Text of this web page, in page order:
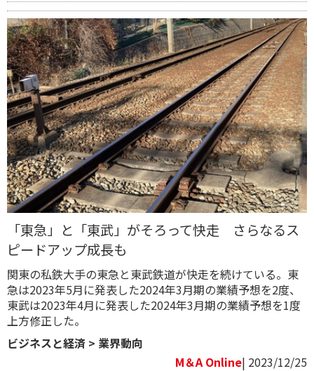
「東急」と「東武」がそろって快走 さらなるス
ピードアップ成長も
関東の私鉄大手の東急と東武鉄道が快走を続けている。東
急は2023年5月に発表した2024年3月期の業績予想を2度、
東武は2023年4月に発表した2024年3月期の業績予想を1度
上方修正した。
ビジネスと経済 > 業界動向
M＆A Online| 2023/12/25